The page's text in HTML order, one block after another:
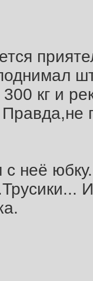
кг и
неё